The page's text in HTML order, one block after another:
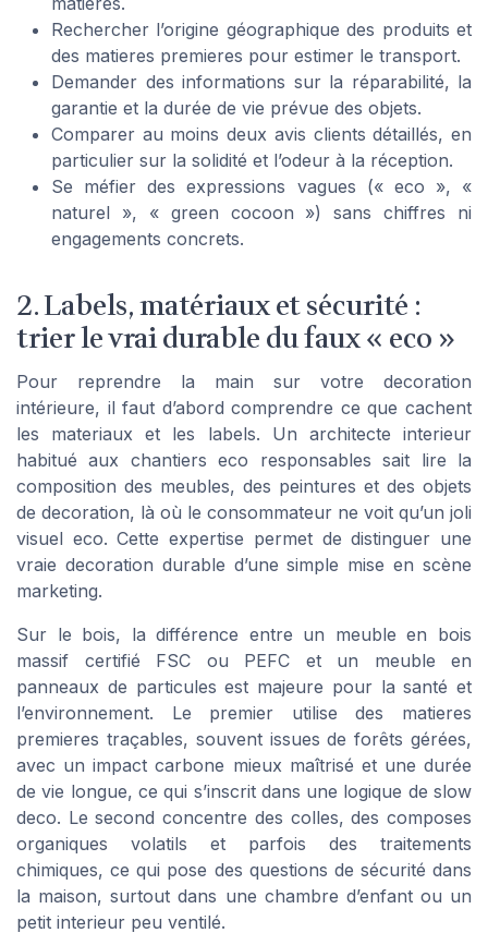
Rechercher l’origine géographique des produits et
des matieres premieres pour estimer le transport.
Demander des informations sur la réparabilité, la
garantie et la durée de vie prévue des objets.
Comparer au moins deux avis clients détaillés, en
particulier sur la solidité et l’odeur à la réception.
Se méfier des expressions vagues (« eco », «
naturel », « green cocoon ») sans chiffres ni
engagements concrets.
2. Labels, matériaux et sécurité :
trier le vrai durable du faux « eco »
Pour reprendre la main sur votre decoration
intérieure, il faut d’abord comprendre ce que cachent
les materiaux et les labels. Un architecte interieur
habitué aux chantiers eco responsables sait lire la
composition des meubles, des peintures et des objets
de decoration, là où le consommateur ne voit qu’un joli
visuel eco. Cette expertise permet de distinguer une
vraie decoration durable d’une simple mise en scène
marketing.
Sur le bois, la différence entre un meuble en bois
massif certifié FSC ou PEFC et un meuble en
panneaux de particules est majeure pour la santé et
l’environnement. Le premier utilise des matieres
premieres traçables, souvent issues de forêts gérées,
avec un impact carbone mieux maîtrisé et une durée
de vie longue, ce qui s’inscrit dans une logique de slow
deco. Le second concentre des colles, des composes
organiques volatils et parfois des traitements
chimiques, ce qui pose des questions de sécurité dans
la maison, surtout dans une chambre d’enfant ou un
petit interieur peu ventilé.